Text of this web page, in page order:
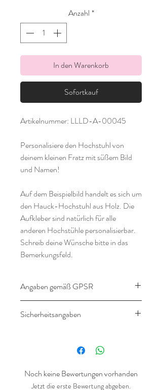
Anzahl *
In den Warenkorb
Sofortkauf
Artikelnummer: LLLD-A-00045
Personalisiere den Hochstuhl von
deinem kleinen Fratz mit süßem Bild
und Namen!
Auf dem Beispielbild handelt es sich um
den Hauck-Hochstuhl aus Holz. Die
Aufkleber sind natürlich für alle
anderen Hochstühle personalisierbar.
Schreib deine Wünsche bitte in das
Bemerkungsfeld.
Angaben gemäß GPSR
Produktsicherheitsverordnung
Gräfter Weg 18a
Sicherheitsangaben
regulatorischen Anforderungen der EU
und wurde auf Sicherheit geprüft.
Das Produkt ist ein Dekorationsartikel
und sollte nur von Erwachsenen
Noch keine Bewertungen vorhanden
Jetzt die erste Bewertung abgeben.